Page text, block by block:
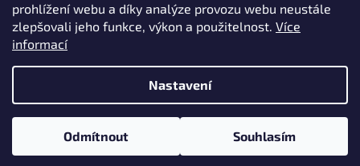
prohlížení webu a díky analýze provozu webu neustále
zlepšovali jeho funkce, výkon a použitelnost. Více
informací
Nastavení
Odmítnout Souhlasím
Registrované společnosti budou po prvním
nákupu zařazeny do skupiny s 10% slevou pro
brány a jejich příslušenství.
Maximalizujeme výkon vaší online reklamy a
zvyšujeme prodeje Copyright by AllSmart
Vytvořil Shoptet
Copyright 2026Radecco e-shop. Všechna práva
vyhrazena.
Odstoupit od smlouvy